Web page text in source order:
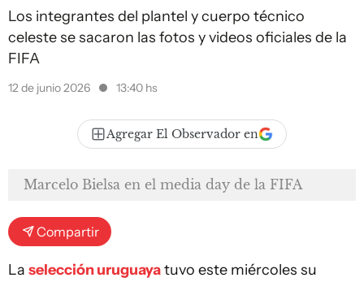
Los integrantes del plantel y cuerpo técnico
celeste se sacaron las fotos y videos oficiales de la
FIFA
12 de junio 2026 13:40 hs
Agregar El Observador en
Marcelo Bielsa en el media day de la FIFA
Compartir
La selección uruguayatuvo este miércoles su